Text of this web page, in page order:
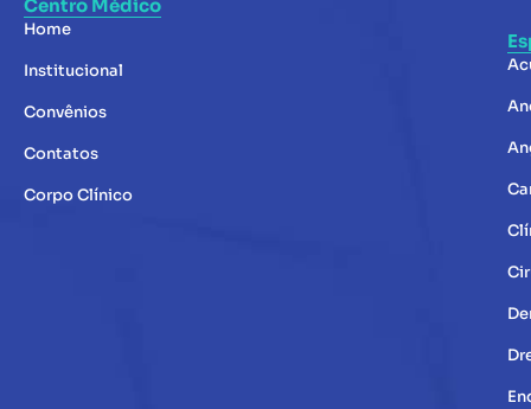
Centro Médico
Home
Institucional
Convênios
Contatos
Corpo Clínico